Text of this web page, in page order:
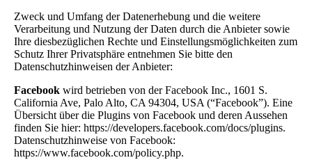
Zweck und Umfang der Datenerhebung und die weitere
Verarbeitung und Nutzung der Daten durch die Anbieter sowie
Ihre diesbezüglichen Rechte und Einstellungsmöglichkeiten zum
Schutz Ihrer Privatsphäre entnehmen Sie bitte den
Datenschutzhinweisen der Anbieter:
Facebook wird betrieben von der Facebook Inc., 1601 S.
California Ave, Palo Alto, CA 94304, USA (“Facebook”). Eine
Übersicht über die Plugins von Facebook und deren Aussehen
finden Sie hier: https://developers.facebook.com/docs/plugins.
Datenschutzhinweise von Facebook:
https://www.facebook.com/policy.php.